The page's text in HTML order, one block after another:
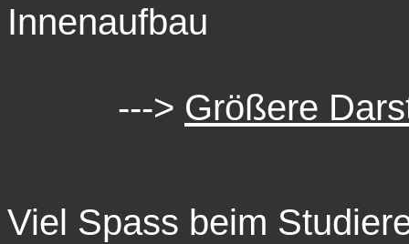
Innenaufbau
---> Größere
Viel Spass beim